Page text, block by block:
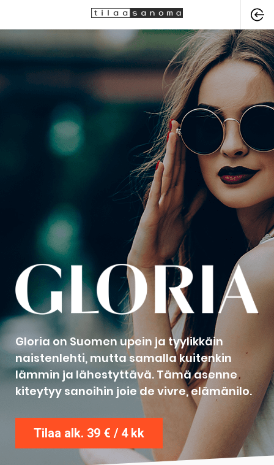
Gloria on Suomen upein ja tyylikkäin
naistenlehti, mutta samalla kuitenkin
lämmin ja lähestyttävä. Tämä asenne
kiteytyy sanoihin joie de vivre, elämänilo.
Tilaa alk. 39 € / 4 kk